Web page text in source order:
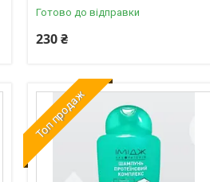
Готово до відправки
230 ₴
Топ продаж